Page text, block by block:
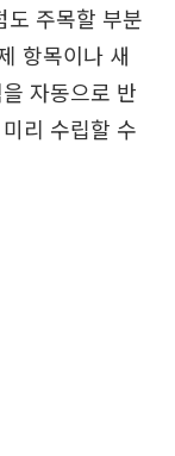
도 주목할 부분
항목이나 새
자동으로 반
리 수립할 수